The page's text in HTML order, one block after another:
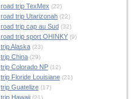
road trip TexMex (22)
road trip Utarizonah(22)
road trip cap au Sud (32)
road trip sport OHINKY(9)
trip Alaska(23)
trip China(29)
trip Colorado NP(12)
trip Floride Louisiane(21)
trip Guatelize(17)
trip Hawaii(21)